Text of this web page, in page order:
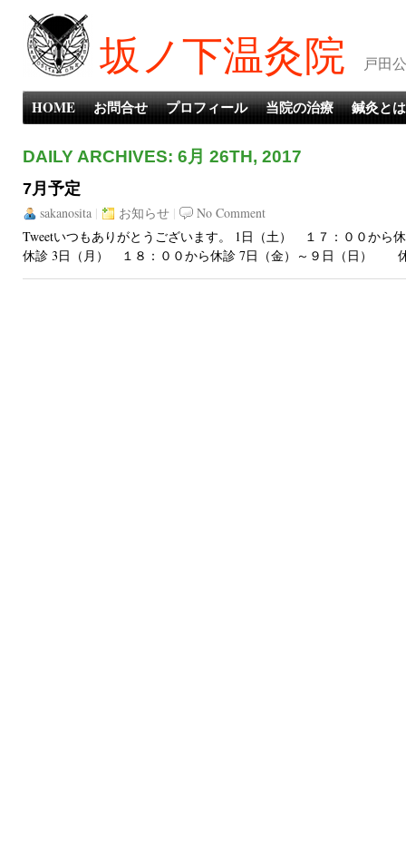
坂ノ下温灸院 戸田
HOME お問合せ プロフィール 当院の治療 鍼灸とは
DAILY ARCHIVES: 6月 26TH, 2017
7月予定
sakanosita | お知らせ |
No Comment
Tweetいつもありがとうございます。 1日（土） １７：００か
休診 3日（月） １８：００から休診 7日（金）～９日（日）